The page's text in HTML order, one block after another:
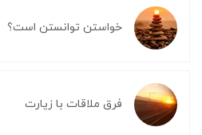
خواستن توانستن است؟
فرق ملاقات با زیارت